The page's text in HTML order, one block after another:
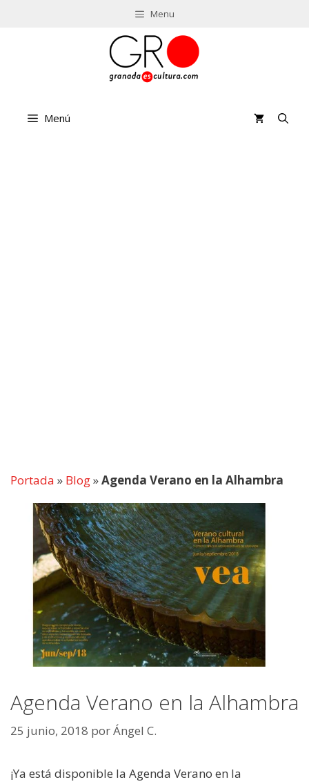
Menu
Menú
Portada » Blog»Agenda Verano en la Alhambra
Agenda Verano en la Alhambra
25 junio, 2018 porÁngel C.
¡Ya está disponible la Agenda Verano en la